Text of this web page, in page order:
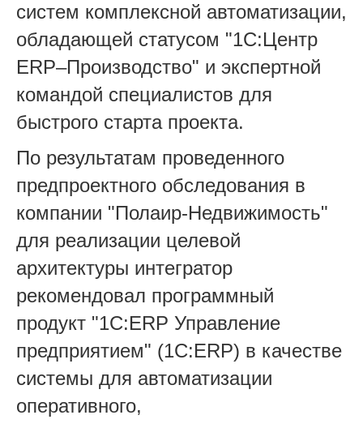
систем комплексной автоматизации,
обладающей статусом "1С:Центр
ERP–Производство" и экспертной
командой специалистов для
быстрого старта проекта.
По результатам проведенного
предпроектного обследования в
компании "Полаир-Недвижимость"
для реализации целевой
архитектуры интегратор
рекомендовал программный
продукт "1С:ERP Управление
предприятием" (1С:ERP) в качестве
системы для автоматизации
оперативного,